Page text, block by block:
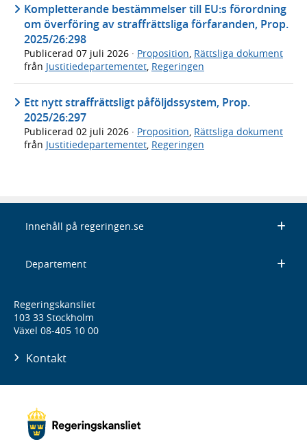
Kompletterande bestämmelser till EU:s förordning
om överföring av straffrättsliga förfaranden, Prop.
2025/26:298
Publicerad 07 juli 2026 · Proposition, Rättsliga dokument
från Justitiedepartementet, Regeringen
Ett nytt straffrättsligt påföljdssystem, Prop.
2025/26:297
Publicerad 02 juli 2026 · Proposition Rättsliga dokument
från Justitiedepartementet Regeringen
Innehåll på regeringen.se
Departement
Regeringskansliet
103 33 Stockholm
Växel 08-405 10 00
Kontakt